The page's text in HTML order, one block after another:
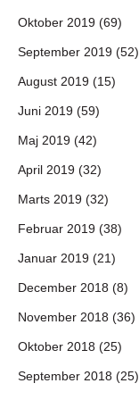
Oktober 2019 (69)
September 2019 (52)
August 2019 (15)
Juni 2019 (59)
Maj 2019 (42)
April 2019 (32)
Marts 2019 (32)
Februar 2019 (38)
Januar 2019 (21)
December 2018 (8)
November 2018 (36)
Oktober 2018 (25)
September 2018 (25)